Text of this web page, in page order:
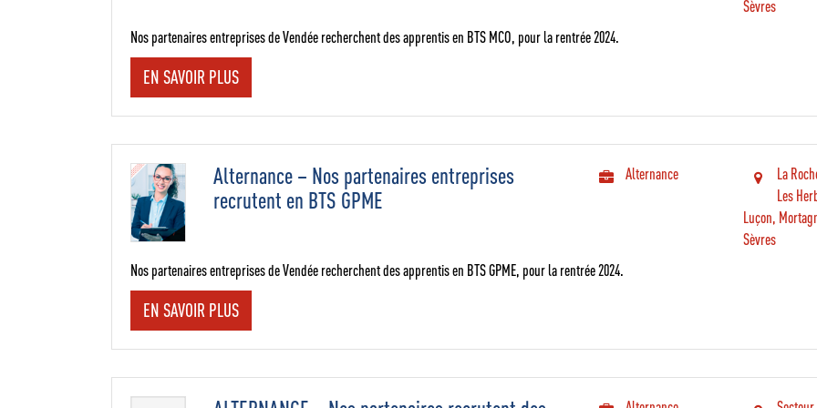
Sèvres
Nos partenaires entreprises de Vendée recherchent des apprentis en BTS MCO, pour la rentrée 2024.
EN SAVOIR PLUS
Alternance – Nos partenaires entreprises
recrutent en BTS GPME
Alternance
La
Les
Luçon,
Sèvres
Nos partenaires entreprises de Vendée recherchent des apprentis en BTS GPME, pour la rentrée 2024.
EN SAVOIR PLUS